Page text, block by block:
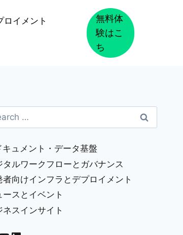
ロイメント
無料体
験はこ
ち
キュメント・データ基盤
タルワークフローとガバナンス
者向けインフラとデプロイメント
ースとイベント
ネスインサイト